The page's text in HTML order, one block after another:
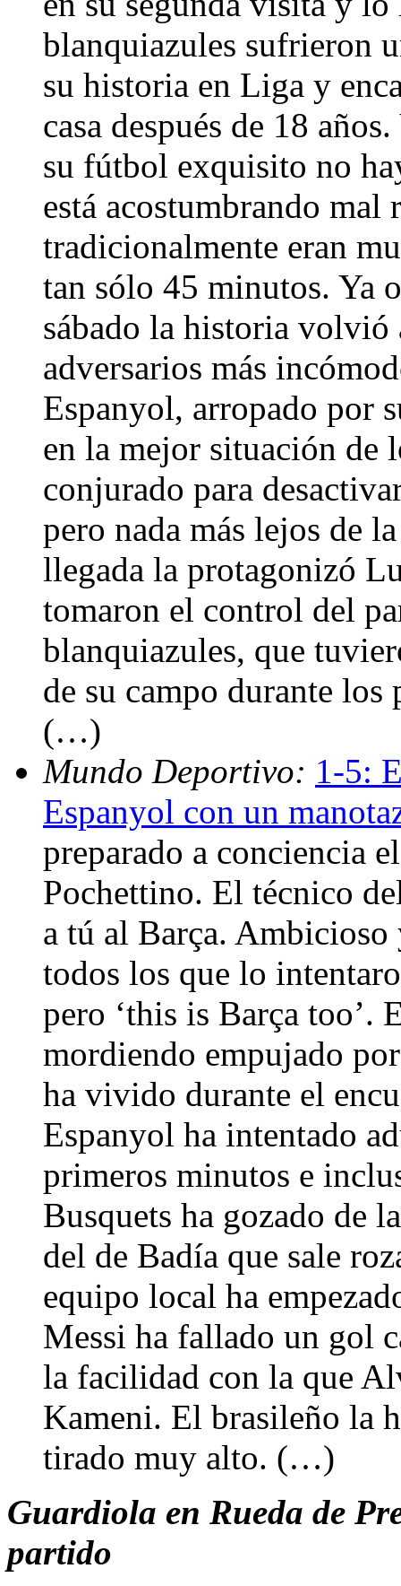
blanquiazules sufrieron
su historia en Liga y
casa después de 18
su fútbol exquisito no
está acostumbrando
tradicionalmente eran
tan sólo 45 minutos. Ya
sábado la historia volvió
adversarios más
Espanyol, arropado por
en la mejor situación de
conjurado para
pero nada más lejos de
llegada la protagonizó
tomaron el control del
blanquiazules, que
de su campo durante
(…)
Mundo Deportivo: 1-5:
Espanyol con un
preparado a conciencia
Pochettino. El técnico
a tú al Barça. Ambicioso
todos los que lo
pero ‘this is Barça too’.
mordiendo empujado
ha vivido durante el
Espanyol ha intentado
primeros minutos e
Busquets ha gozado de
del de Badía que sale
equipo local ha
Messi ha fallado un gol
la facilidad con la que
Kameni. El brasileño la
tirado muy alto. (…)
Guardiola en Rueda de
partido